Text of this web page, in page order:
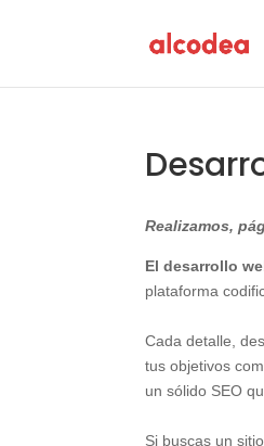
Realizamos,
El desarrollo
plataforma
Cada detalle,
tus objetivos
un sólido SEO
Si buscas un